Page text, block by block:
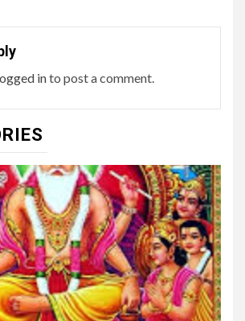
into post a comment.